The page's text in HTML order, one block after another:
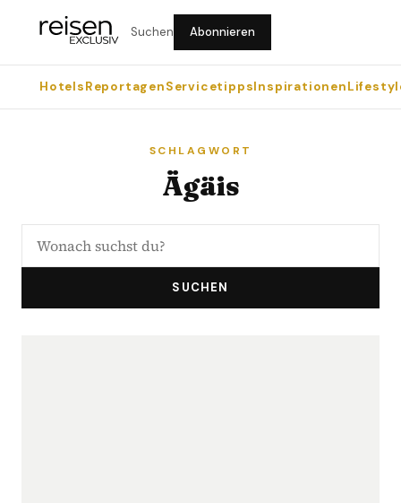
Suchen Abonnieren
HotelsReportagenServicetippsInspirationen
SCHLAGWORT
Ägäis
SUCHEN